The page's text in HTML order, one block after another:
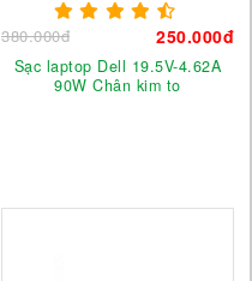
380.000đ 250.000đ
Sạc laptop Dell 19.5V-4.62A
90W Chân kim to